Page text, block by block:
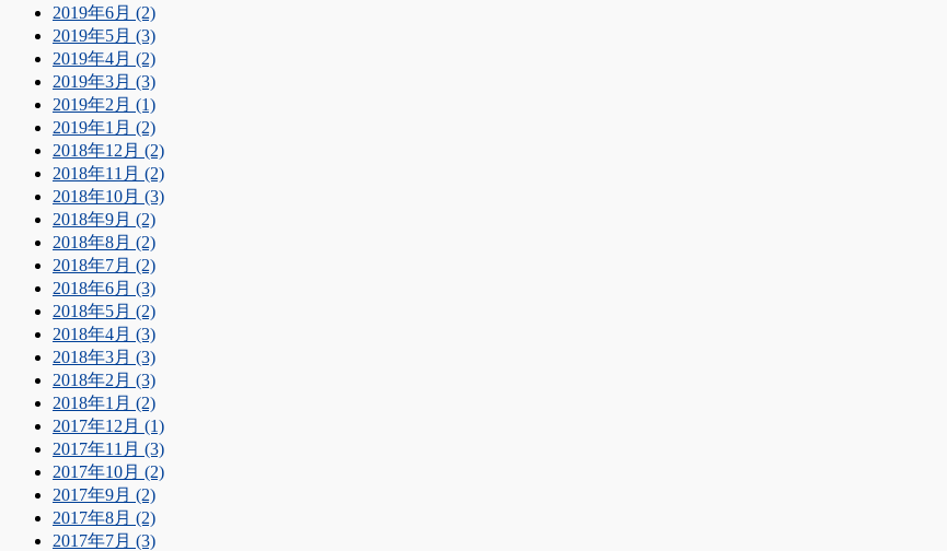
2019年6月 (2)
2019年5月 (3)
2019年4月 (2)
2019年3月 (3)
2019年2月 (1)
2019年1月 (2)
2018年12月 (2)
2018年11月 (2)
2018年10月 (3)
2018年9月 (2)
2018年8月 (2)
2018年7月 (2)
2018年6月 (3)
2018年5月 (2)
2018年4月 (3)
2018年3月 (3)
2018年2月 (3)
2018年1月 (2)
2017年12月 (1)
2017年11月 (3)
2017年10月 (2)
2017年9月 (2)
2017年8月 (2)
2017年7月 (3)